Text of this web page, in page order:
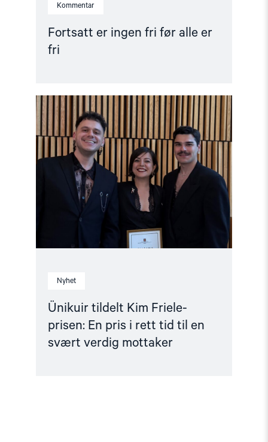
Kommentar
Fortsatt er ingen fri før alle er
fri
Nyhet
Ünikuir tildelt Kim Friele-
prisen: En pris i rett tid til en
svært verdig mottaker
Read
article
"Ünikuir
tildelt
Kim
Friele-
prisen:
En
pris
rett
til
svært